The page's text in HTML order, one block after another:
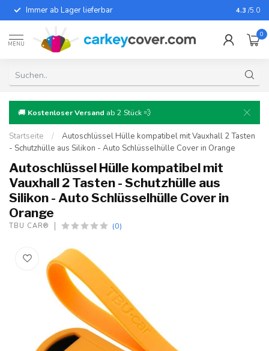
Immer ab Lager lieferbar Für fast
4.3 /5.0
MENU
0
🚚 Kostenloser Versand ab 2 Stück 💨
Startseite /
Autoschlüssel Hülle kompatibel mit Vauxhall 2 Tasten
- Schutzhülle aus Silikon - Auto Schlüsselhülle Cover in Orange
Autoschlüssel Hülle kompatibel mit
Vauxhall 2 Tasten - Schutzhülle aus
Silikon - Auto Schlüsselhülle Cover in
Orange
TBU CAR® (0)